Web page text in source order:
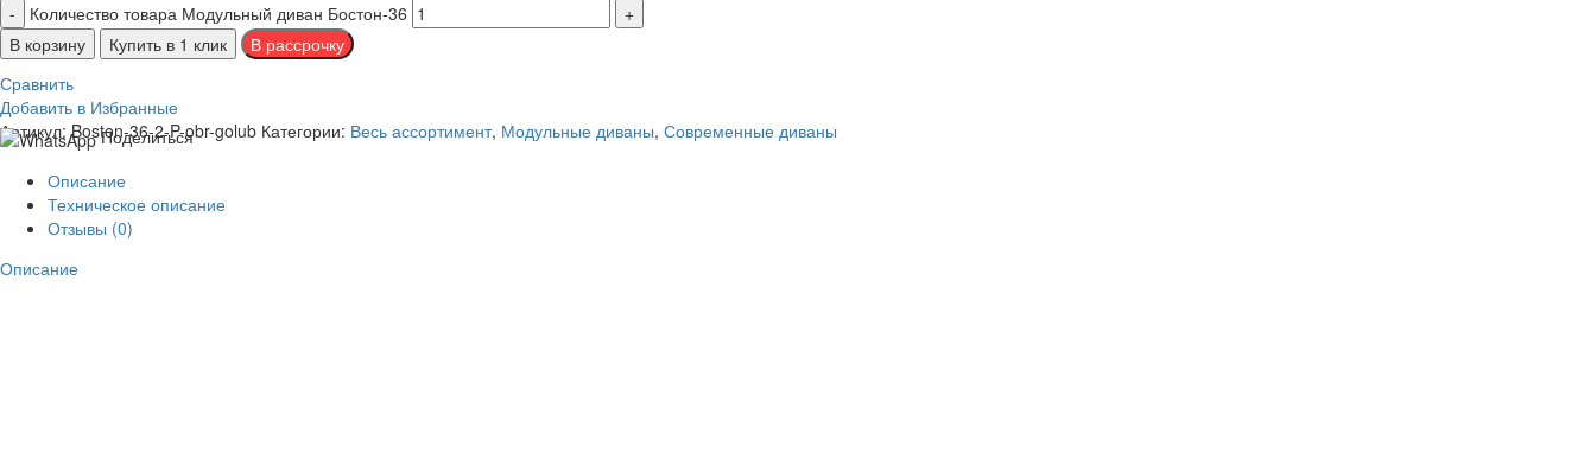
Количество товара Модульный диван Бостон-36
В корзину
Купить в 1 клик
Сравнить
Добавить в Избранные
Артикул:Boston-36-2-P-obr-golub Категории: Весь ассортимент, Модульные диваны, Современные диваны
Поделиться
Описание
Техническое описание
Отзывы (0)
Описание